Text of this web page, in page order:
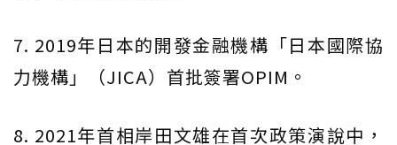
7. 2019年日本的開發金融機構「日本國際協
力機構」（JICA）首批簽署OPIM。
8. 2021年首相岸田文雄在首次政策演說中，